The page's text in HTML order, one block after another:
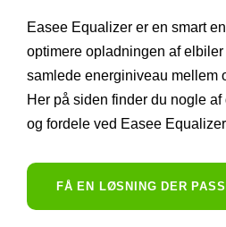
Easee Equalizer er en smart
optimere opladningen af
samlede energiniveau mellem
Her på siden finder du nogle
og fordele ved Easee Equalizer
FÅ EN LØSNING DER